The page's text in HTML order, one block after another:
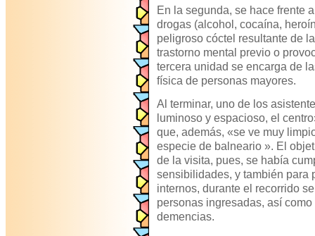
En la segunda, se hace frente
drogas (alcohol, cocaína,
peligroso cóctel resultante de
trastorno mental previo o
tercera unidad se encarga de
física de personas mayores.
Al terminar, uno de los
luminoso y espacioso, el
que, además, «se ve muy
especie de balneario ». El
de la visita, pues, se había
sensibilidades, y también para
internos, durante el recorrido
personas ingresadas, así
demencias.